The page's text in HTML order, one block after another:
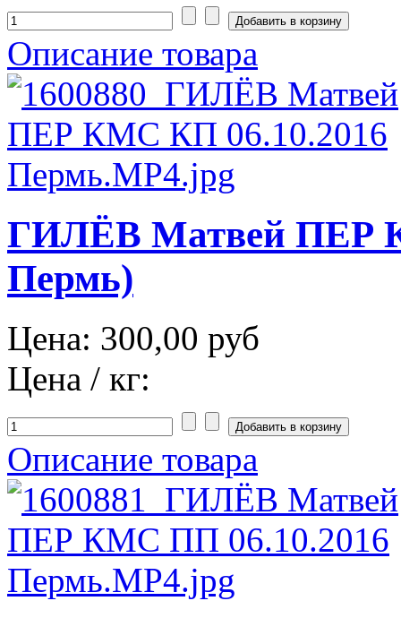
Описание товара
ГИЛЁВ Матвей ПЕР
Пермь)
Цена: 300,00 руб
Цена / кг:
Описание товара